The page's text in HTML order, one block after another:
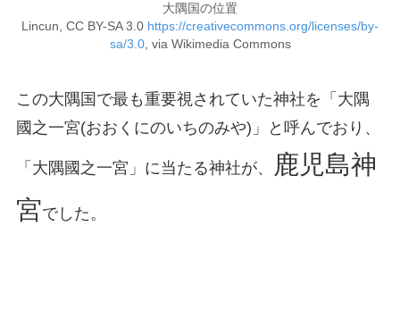
大隅国の位置
Lincun, CC BY-SA 3.0 https://creativecommons.org/licenses/by-
sa/3.0, via Wikimedia Commons
この大隅国で最も重要視されていた神社を「大隅
國之一宮(おおくにのいちのみや)」と呼んでおり、
「大隅國之一宮」に当たる神社が、
鹿児島神
宮でした。